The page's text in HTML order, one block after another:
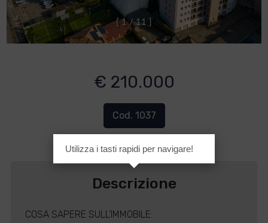
[ 1 / 11
€ 210.000
Cod. 1037
Descrizione
COSA SAPERE SULL'IMMOBILE:
Utilizza i tasti rapidi per navigare!